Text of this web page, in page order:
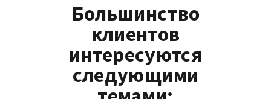
Большинство
клиентов
интересуются
следующими